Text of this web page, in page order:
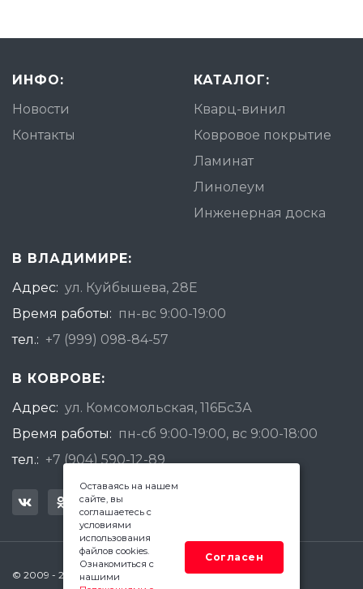
ИНФО:
Новости
Контакты
КАТАЛОГ:
Кварц-винил
Ковровое покрытие
Ламинат
Линолеум
Инженерная доска
В ВЛАДИМИРЕ:
Адрес: ул. Куйбышева, 28Е
Время работы: пн-вс 9:00-19:00
тел.: +7 (999) 098-84-57
В КОВРОВЕ:
Адрес: ул. Комсомольская, 116Бс3А
Время работы: пн-сб 9:00-19:00, вс 9:00-18:00
тел.: +7 (904) 590-12-89
© 2009 - 2026 Квадратный Метр - Ковров
Оставаясь на нашем
сайте, вы
соглашаетесь с
условиями
использования
файлов cookies.
Ознакомиться с
нашими
Согласен